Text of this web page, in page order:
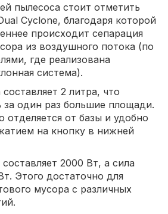
пылесоса стоит отметить
Cyclone, благодаря которой
происходит сепарация
из воздушного потока (по
где реализована
система).
2 литра, что
за один раз большие площади.
отделяется от базы и удобно
на кнопку в нижней
2000 Вт, а сила
Этого достаточно для
мусора с различных